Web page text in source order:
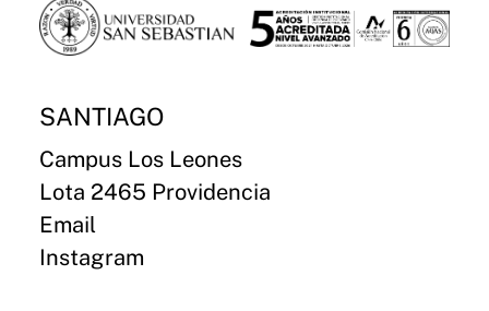
SANTIAGO
Campus Los Leones
Lota 2465 Providencia
Email
Instagram